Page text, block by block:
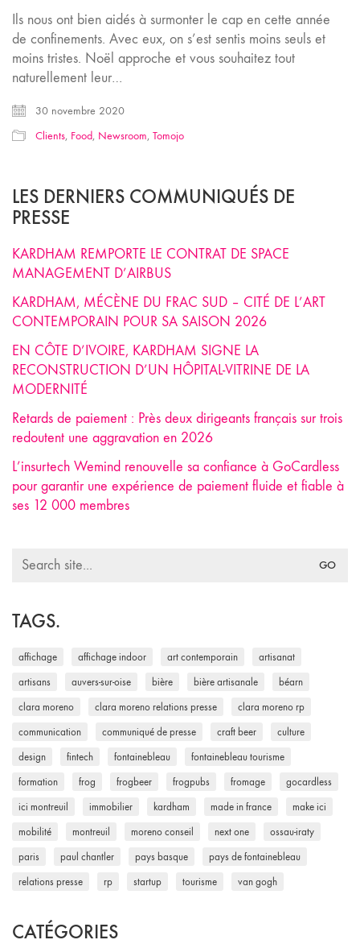
Ils nous ont bien aidés à surmonter le cap en cette année
de confinements. Avec eux, on s’est sentis moins seuls et
moins tristes. Noël approche et vous souhaitez tout
naturellement leur…
30 novembre 2020
Clients, Food, Newsroom, Tomojo
LES DERNIERS COMMUNIQUÉS DE
PRESSE
KARDHAM REMPORTE LE CONTRAT DE SPACE
MANAGEMENT D’AIRBUS
KARDHAM, MÉCÈNE DU FRAC SUD – CITÉ DE L’ART
CONTEMPORAIN POUR SA SAISON 2026
EN CÔTE D’IVOIRE, KARDHAM SIGNE LA
RECONSTRUCTION D’UN HÔPITAL-VITRINE DE LA
MODERNITÉ
Retards de paiement : Près deux dirigeants français sur trois
redoutent une aggravation en 2026
L’insurtech Wemind renouvelle sa confiance à GoCardless
pour garantir une expérience de paiement fluide et fiable à
ses 12 000 membres
Search
TAGS.
affichage affichage indoor art contemporain artisanat
artisans auvers-sur-oise bière bière artisanale béarn
clara moreno clara moreno relations presse clara moreno rp
communication communiqué de presse craft beer culture
design fintech fontainebleau fontainebleau tourisme
formation frog frogbeer frogpubs fromage gocardless
ici montreuil immobilier kardham made in france make ici
mobilité montreuil moreno conseil next one ossau-iraty
paris paul chantler pays basque pays de fontainebleau
relations presse rp startup tourisme van gogh
CATÉGORIES